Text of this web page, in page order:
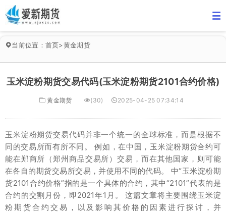
当前位置： 首页>黄金期货
玉米淀粉期货交易代码(玉米淀粉期货2101合约价格)
黄金期货 (30) 2025-04-25 07:34:14
玉米淀粉期货交易代码并非一个统一的全球标准，而是根据不
同的交易所而有所不同。 例如，在中国，玉米淀粉期货合约可
能在郑商所（郑州商品交易所）交易，而在其他国家，则可能
在各自的期货交易所交易，并使用不同的代码。 中“玉米淀粉期
货2101合约价格”指的是一个具体的合约，其中“2101”代表的是
合约的交割月份，即2021年1月。 这篇文章将主要围绕玉米淀
粉期货合约交易，以及影响其价格的因素进行探讨，并